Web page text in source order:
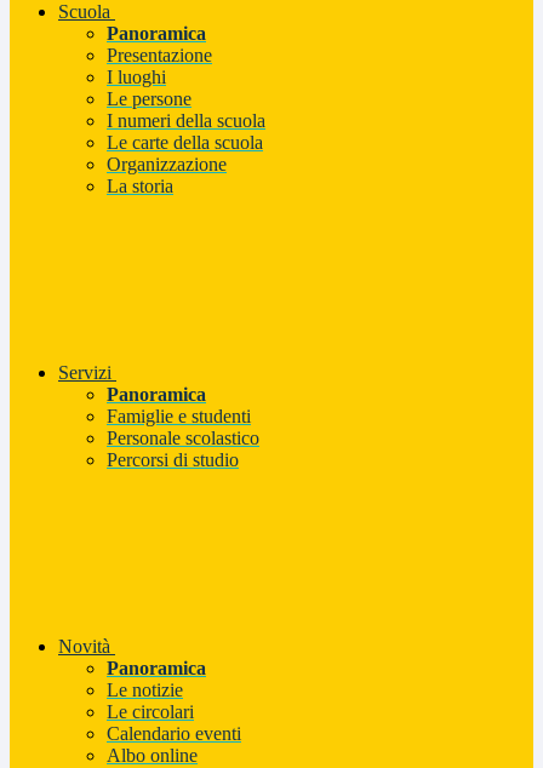
Scuola
Panoramica
Presentazione
I luoghi
Le persone
I numeri della scuola
Le carte della scuola
Organizzazione
La storia
Servizi
Panoramica
Famiglie e studenti
Personale scolastico
Percorsi di studio
Novità
Panoramica
Le notizie
Le circolari
Calendario eventi
Albo online